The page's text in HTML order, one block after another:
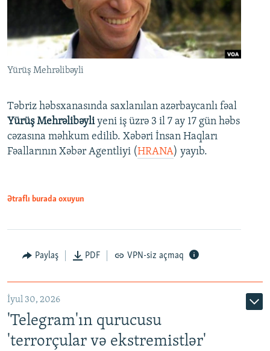
Yürüş Mehrəlibəyli
Təbriz həbsxanasında saxlanılan azərbaycanlı fəal
Yürüş Mehrəlibəyliyeni iş üzrə 3 il 7 ay 17 gün həbs
cəzasına məhkum edilib. Xəbəri İnsan Haqları
Fəallarının Xəbər Agentliyi (HRANA) yayıb.
Ətraflı burada oxuyun
Paylaş PDF VPN-siz açmaq
İyul 30, 2026
'Telegram'ın qurucusu
'terrorçular və ekstremistlər'